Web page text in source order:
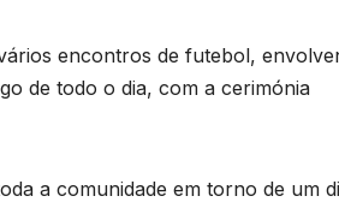
encontros de futebol,
de todo o dia, com a cerimónia
a comunidade em torno de um